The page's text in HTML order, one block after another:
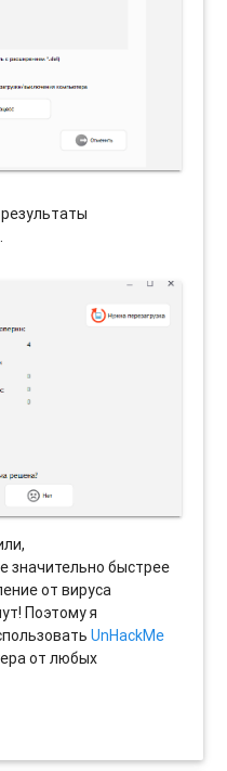
значительно быстрее
от вируса
Поэтому я
UnHackMe
от любых